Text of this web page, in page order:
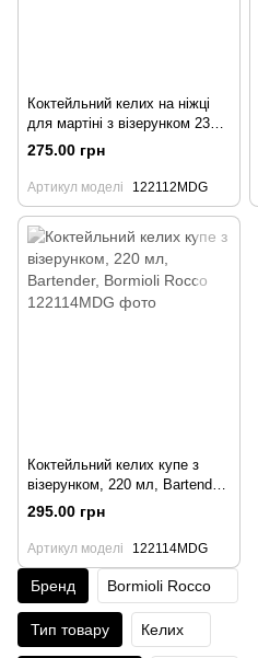
Коктейльний келих на ніжці
для мартіні з візерунком 235
мл, Bartender
275.00 грн
Артикул моделі 122112MDG
Коктейльний келих купе з
візерунком, 220 мл, Bartender,
Bormioli Rocco
295.00 грн
Артикул моделі 122114MDG
Бренд Bormioli Rocco
Тип товару Келих